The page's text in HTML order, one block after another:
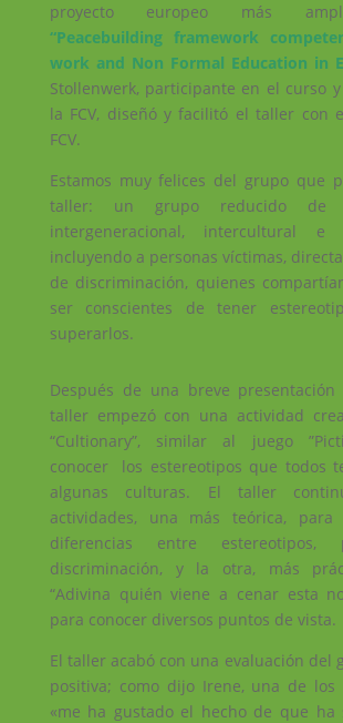
proyecto europeo más
“Peacebuilding framework
work and Non Formal Education in
Stollenwerk, participante en el curso
la FCV, diseñó y facilitó el taller con
FCV.
Estamos muy felices del grupo que
taller: un grupo reducido de
intergeneracional, intercultural e
incluyendo a personas víctimas,
de discriminación, quienes
ser conscientes de tener
superarlos.
Después de una breve
taller empezó con una actividad
“Cultionary”, similar al juego
conocer los estereotipos que todos
algunas culturas. El taller
actividades, una más teórica, para
diferencias entre estereotipos,
discriminación, y la otra, más
“Adivina quién viene a cenar esta
para conocer diversos puntos de vista.
El taller acabó con una evaluación del
positiva; como dijo Irene, una de los
«me ha gustado el hecho de que